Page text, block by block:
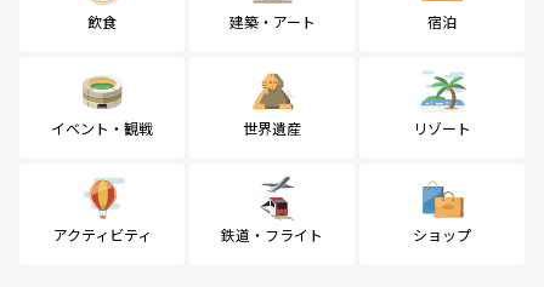
飲食 建築・アート 宿泊
イベント・観戦 世界遺産 リゾート
アクティビティ 鉄道・フライト ショップ